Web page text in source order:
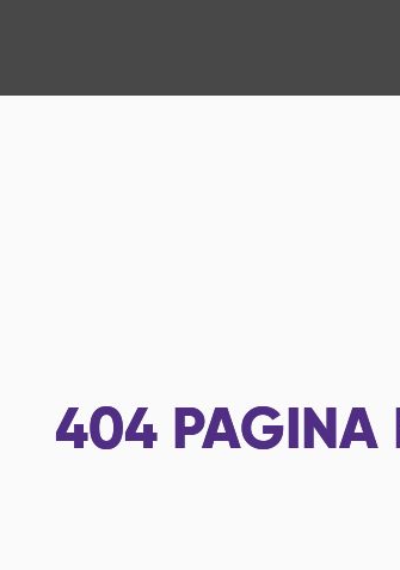
404 PAGINA